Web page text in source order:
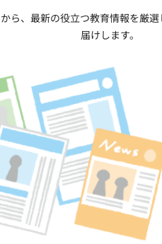
ら、最新の役立つ教育情報を厳
届けします。